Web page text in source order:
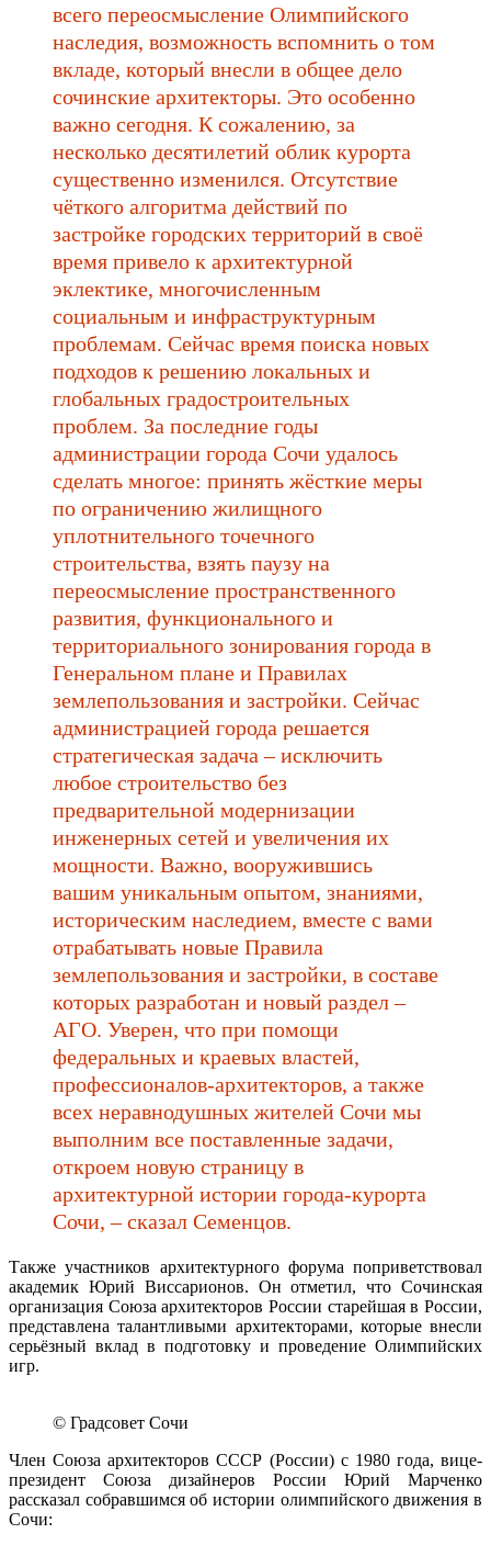
всего переосмысление Олимпийского
наследия, возможность вспомнить о том
вкладе, который внесли в общее дело
сочинские архитекторы. Это особенно
важно сегодня. К сожалению, за
несколько десятилетий облик курорта
существенно изменился. Отсутствие
чёткого алгоритма действий по
застройке городских территорий в своё
время привело к архитектурной
эклектике, многочисленным
социальным и инфраструктурным
проблемам. Сейчас время поиска новых
подходов к решению локальных и
глобальных градостроительных
проблем. За последние годы
администрации города Сочи удалось
сделать многое: принять жёсткие меры
по ограничению жилищного
уплотнительного точечного
строительства, взять паузу на
переосмысление пространственного
развития, функционального и
территориального зонирования города в
Генеральном плане и Правилах
землепользования и застройки. Сейчас
администрацией города решается
стратегическая задача – исключить
любое строительство без
предварительной модернизации
инженерных сетей и увеличения их
мощности. Важно, вооружившись
вашим уникальным опытом, знаниями,
историческим наследием, вместе с вами
отрабатывать новые Правила
землепользования и застройки, в составе
которых разработан и новый раздел –
АГО. Уверен, что при помощи
федеральных и краевых властей,
профессионалов-архитекторов, а также
всех неравнодушных жителей Сочи мы
выполним все поставленные задачи,
откроем новую страницу в
архитектурной истории города-курорта
Сочи, – сказал Семенцов.
Также участников архитектурного форума поприветствовал
академик Юрий Виссарионов. Он отметил, что Сочинская
организация Союза архитекторов России старейшая в России,
представлена талантливыми архитекторами, которые внесли
серьёзный вклад в подготовку и проведение Олимпийских
игр.
© Градсовет Сочи
Член Союза архитекторов СССР (России) с 1980 года, вице-
президент Союза дизайнеров России Юрий Марченко
рассказал собравшимся об истории олимпийского движения в
Сочи: